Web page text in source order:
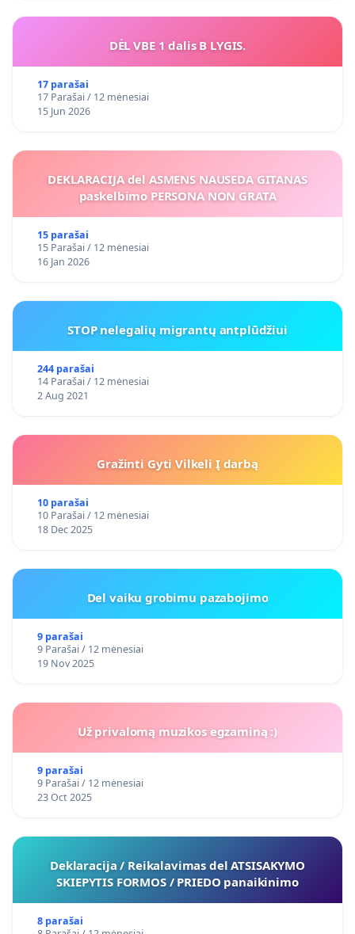
DĖL VBE 1 dalis B LYGIS.
17 parašai
17 Parašai / 12 mėnesiai
15 Jun 2026
DEKLARACIJA del ASMENS NAUSEDA GITANAS
paskelbimo PERSONA NON GRATA
15 parašai
15 Parašai / 12 mėnesiai
16 Jan 2026
STOP nelegalių migrantų antplūdžiui
244 parašai
14 Parašai / 12 mėnesiai
2 Aug 2021
Gražinti Gyti Vilkeli Į darbą
10 parašai
10 Parašai / 12 mėnesiai
18 Dec 2025
Del vaiku grobimu pazabojimo
9 parašai
9 Parašai / 12 mėnesiai
19 Nov 2025
Už privalomą muzikos egzaminą :)
9 parašai
9 Parašai / 12 mėnesiai
23 Oct 2025
Deklaracija / Reikalavimas del ATSISAKYMO
SKIEPYTIS FORMOS / PRIEDO panaikinimo
8 parašai